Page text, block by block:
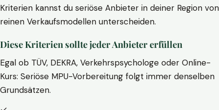
Kriterien kannst du seriöse Anbieter in deiner Region von
reinen Verkaufsmodellen unterscheiden.
Diese Kriterien sollte jeder Anbieter erfüllen
Egal ob TÜV, DEKRA, Verkehrspsychologe oder Online-
Kurs: Seriöse MPU-Vorbereitung folgt immer denselben
Grundsätzen.